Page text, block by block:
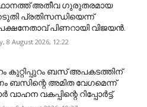
അതീവ ഗുരുതരമായ
പ്രതിസന്ധിയെന്ന്
പിണറായി വിജയൻ.
8 August 2026, 12:22
കുറ്റിപ്പുറം ബസ് അപകടത്തിന്
ബസിന്റെ അമിത വേഗമെന്ന്
വാഹന വകപ്പിന്റെ റിപ്പോർട്ട്.